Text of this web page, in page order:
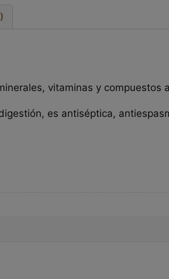
vitaminas y compuestos
es antiséptica,